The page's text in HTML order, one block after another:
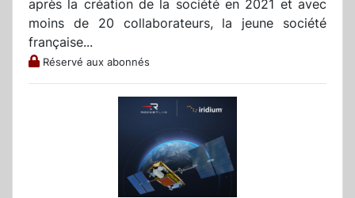
après la création de la société en 2021 et avec
moins de 20 collaborateurs, la jeune société
française...
Réservé aux abonnés